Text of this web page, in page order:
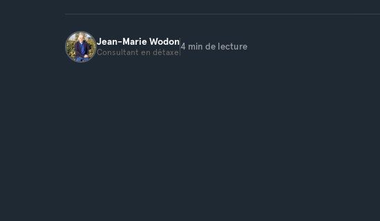
Jean-MarieWodon
Consultant en détaxe
4 min de lecture